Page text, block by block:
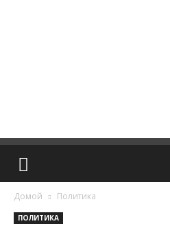
Домой Политика
ПОЛИТИКА